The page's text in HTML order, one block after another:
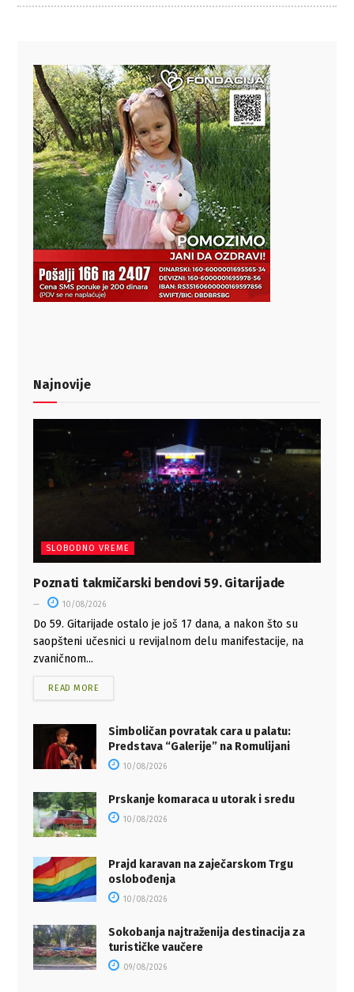
Najnovije
SLOBODNO VREME
Poznati takmičarski bendovi 59. Gitarijade
10/08/2026
Do 59. Gitarijade ostalo je još 17 dana, a nakon što su
saopšteni učesnici u revijalnom delu manifestacije, na
zvaničnom...
READ MORE
Simboličan povratak cara u palatu:
Predstava “Galerije” na Romulijani
10/08/2026
Prskanje komaraca u utorak i sredu
10/08/2026
Prajd karavan na zaječarskom Trgu
oslobođenja
10/08/2026
Sokobanja najtraženija destinacija za
turističke vaučere
09/08/2026